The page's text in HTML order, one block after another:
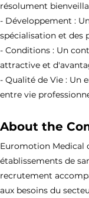
résolument
- Développement :
spécialisation et des
- Conditions : Un
attractive et
- Qualité de Vie : Un
entre vie
About the
Euromotion Medical
établissements de
recrutement
aux besoins du